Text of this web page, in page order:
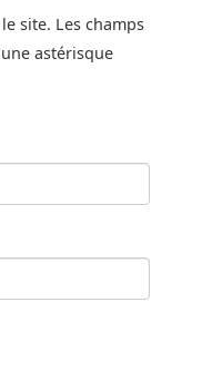
site. Les champs
astérisque